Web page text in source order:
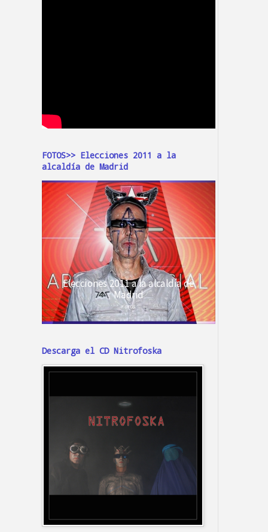
FOTOS>> Elecciones 2011 a la
alcaldía de Madrid
Descarga el CD Nitrofoska